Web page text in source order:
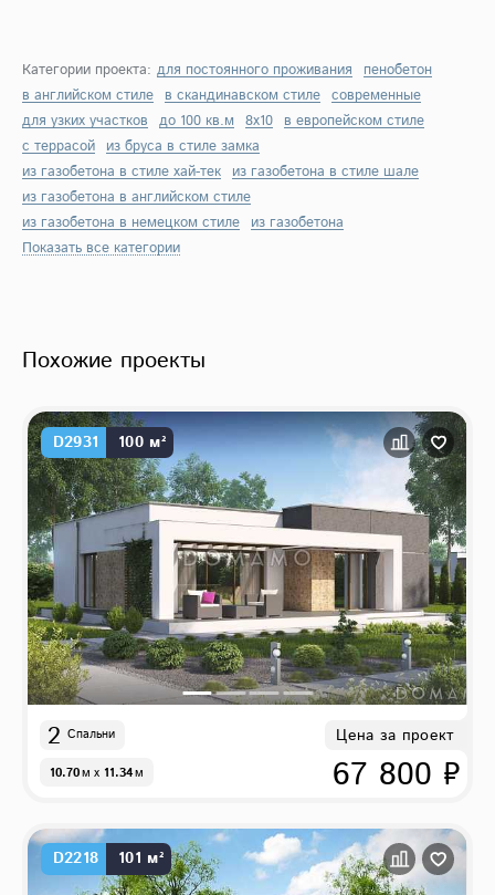
Категории проекта: для постоянного проживания
пенобетон
в английском стиле в скандинавском стиле современные
для узких участков до 100 кв.м 8х10 в европейском стиле
с террасой из бруса в стиле замка
из газобетона в стиле хай-тек из газобетона в стиле шале
из газобетона в английском стиле
из газобетона в немецком стиле из газобетона
Показать все категории
Похожие проекты
D2931 100 м²
2 Спальни
10.70м x 11.34м
Цена за проект
67 800 ₽
D2218 101 м²